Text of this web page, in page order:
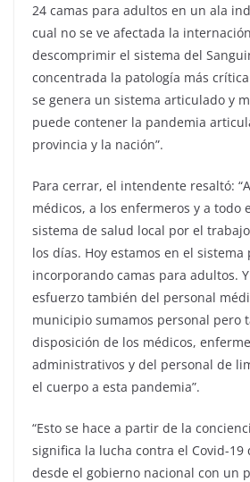
24 camas para adultos en un ala
cual no se ve afectada la
descomprimir el sistema del
concentrada la patología más
se genera un sistema articulado y
puede contener la pandemia
provincia y la nación”.
Para cerrar, el intendente resaltó:
médicos, a los enfermeros y a todo
sistema de salud local por el
los días. Hoy estamos en el
incorporando camas para adultos.
esfuerzo también del personal
municipio sumamos personal pero
disposición de los médicos,
administrativos y del personal de
el cuerpo a esta pandemia”.
“Esto se hace a partir de la
significa la lucha contra el Covid-19
desde el gobierno nacional con un